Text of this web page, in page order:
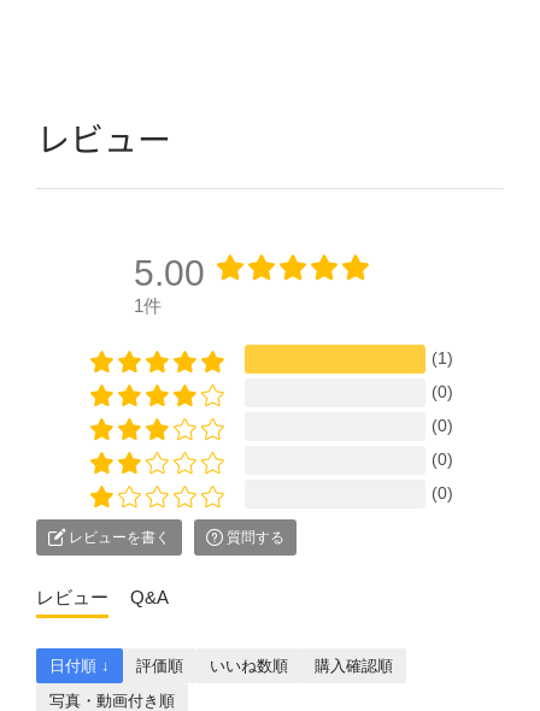
レビュー
5.00
1件
(1)
(0)
(0)
(0)
(0)
レビューを書く 質問する
レビュー Q&A
日付順 ↓ 評価順 いいね数順
購入確認順
写真・動画付き順